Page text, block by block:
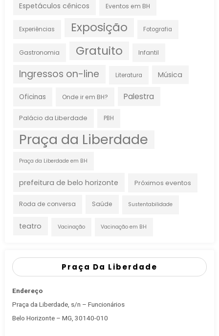
Espetáculos cênicos Eventos em BH
Experiências Exposição Fotografia
Gastronomia Gratuito Infantil
Ingressos on-line Literatura Música
Oficinas Onde ir em BH? Palestra
Palácio da Liberdade PBH
Praça da Liberdade
Praça da Liberdade em BH
prefeitura de belo horizonte Próximos eventos
Roda de conversa Saúde Sustentabilidade
teatro Vacinação Vacinação em BH
Praça Da Liberdade
Endereço
Praça da Liberdade, s/n – Funcionários
Belo Horizonte – MG, 30140-010